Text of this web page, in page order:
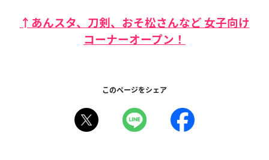
↑あんスタ、刀剣、おそ松さんなど 女子向け
コーナーオープン！
このページをシェア